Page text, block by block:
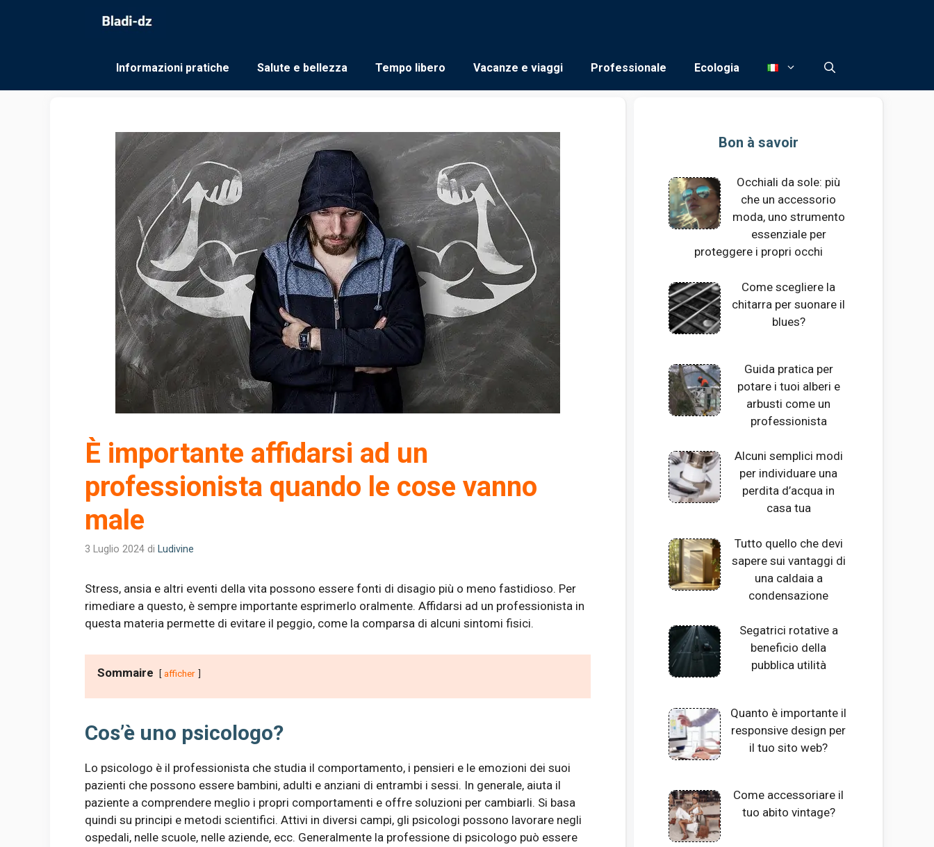
Informazioni pratiche Salute e bellezza Tempo libero Vacanze e viaggi Professionale Ecologia
È importante affidarsi ad un
professionista quando le cose vanno
male
3 Luglio 2024 di Ludivine
Stress, ansia e altri eventi della vita possono essere fonti di disagio più o meno fastidioso. Per
rimediare a questo, è sempre importante esprimerlo oralmente. Affidarsi ad un professionista in
questa materia permette di evitare il peggio, come la comparsa di alcuni sintomi fisici.
Sommaire afficher
Cos’è uno psicologo?
Lo psicologo è il professionista che studia il comportamento, i pensieri e le emozioni dei suoi
pazienti che possono essere bambini, adulti e anziani di entrambi i sessi. In generale, aiuta il
paziente a comprendere meglio i propri comportamenti e offre soluzioni per cambiarli. Si basa
quindi su principi e metodi scientifici. Attivi in ​​diversi campi, gli psicologi possono lavorare negli
ospedali, nelle scuole, nelle aziende, ecc. Generalmente la professione di psicologo può essere
Bon à savoir
Occhiali da sole: più
che un accessorio
moda, uno strumento
essenziale per
proteggere i propri occhi
Come scegliere la
chitarra per suonare il
blues?
Guida pratica per
potare i tuoi alberi e
arbusti come un
professionista
Alcuni semplici modi
per individuare una
perdita d’acqua in
casa tua
Tutto quello che devi
sapere sui vantaggi di
una caldaia a
condensazione
Segatrici rotative a
beneficio della
pubblica utilità
Quanto è importante il
responsive design per
il tuo sito web?
Come accessoriare il
tuo abito vintage?